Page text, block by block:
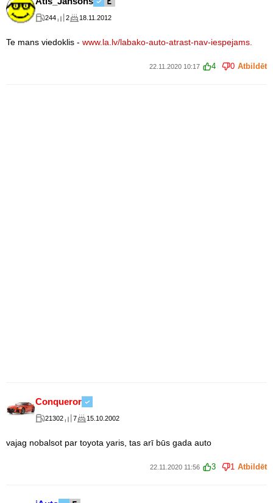
244 2 18.11.2012
Te mans viedoklis - www.la.lv/labako-auto-atrast-nav-iespejams.
22.11.2020 10:17 4 0 Atbildēt
Conqueror
21302 7 15.10.2002
vajag nobalsot par toyota yaris, tas arī būs gada auto
22.11.2020 11:56 3 1 Atbildēt